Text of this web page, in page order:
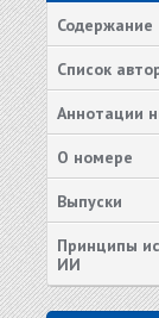
Содержание
Список
Аннотации
О номере
Выпуски
Принципы
ИИ